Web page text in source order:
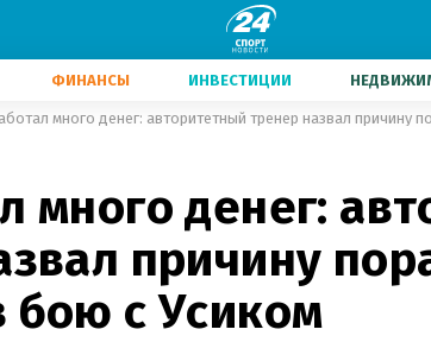
ФИНАНСЫ ИНВЕСТИЦИИ
много денег: авторитетный тренер назвал причину
много денег:
причину
с Усиком